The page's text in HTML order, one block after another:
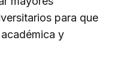
para que
y